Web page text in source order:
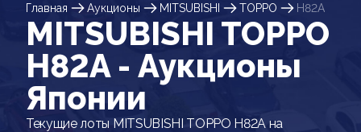
Главная Аукционы MITSUBISHI TOPPO H82A
MITSUBISHI TOPPO
H82A - Аукционы
Японии
Текущие лоты MITSUBISHI TOPPO H82A на